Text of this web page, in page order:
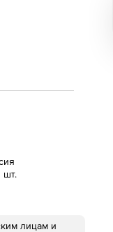
шт.
лицам и